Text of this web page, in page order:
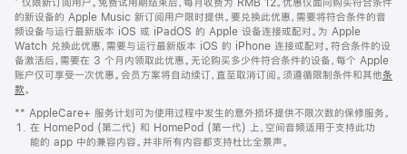
页
脚
⁺ 仅限新订阅用户。免费试用期结束后，每月收费为 RMB 12。优惠仅面向购买符合条件
的新设备的 Apple Music 新订阅用户限时提供。要兑换此优惠，需要将符合条件的音
频设备与运行最新版本 iOS 或 iPadOS 的 Apple 设备连接或配对。为 Apple
Watch 兑换此优惠，需要与运行最新版本 iOS 的 iPhone 连接或配对。符合条件的设
备激活后，需要在 3 个月内领取此优惠。无论购买多少件符合条件的设备，每个 Apple
账户仅可享受一次优惠。会员方案将自动续订，直至取消订阅。须遵循限制条件和其他条
款。
窗
口
中
** AppleCare+ 服务计划可为使用过程中发生的意外损坏提供不限次数的保修服务。
在 HomePod (第二代) 和 HomePod (第一代) 上，空间音频适用于支持此功
能的 app 中的兼容内容。并非所有内容都支持杜比全景声。